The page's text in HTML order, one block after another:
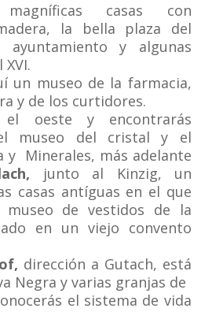
casas con
la bella plaza del
ayuntamiento y algunas
un museo de la farmacia,
y de los curtidores.
el oeste y encontrarás
museo del cristal y el
y Minerales, más adelante
junto al Kinzig, un
casas antíguas en el que
de vestidos de la
en un viejo convento
dirección a Gutach, está
Negra y varias granjas de
el sistema de vida